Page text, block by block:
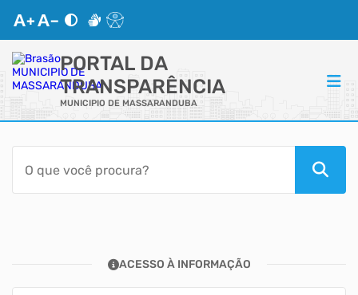
PORTAL DA
TRANSPARÊNCIA
MUNICIPIO DE MASSARANDUBA
ACESSO RÁPIDO
Acessibilidade
AutoatendimentoACESSO À INFORMAÇÃO